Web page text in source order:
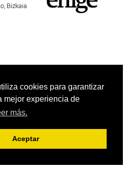
cookies para garantizar
mejor experiencia de
más.
Aceptar
Bizkaia